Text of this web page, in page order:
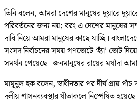
তিনি বলেন, আমরা দেশের মানুষের দুয়ারে
পরিবর্তনের জন্য নয়; বরং এ দেশের মানুষের
দাবি নিয়ে আমরা মানুষের কাছে যাচ্ছি।
সংসদ নির্বাচনের সময় গণভোটে ‘হ্যাঁ’ ভোট
সমর্থন পেয়েছে। জনমানুষের রায়ের মর্যাদা
মামুনুল হক বলেন, স্বাধীনতার পর দীর্ঘ প্রায়
দলীয় শাসনব্যবস্থার যাঁতাকলে নিষ্পেষিত